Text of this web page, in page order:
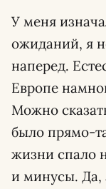
У меня
ожиданий, я
наперед.
Европе
Можно
было прямо-
жизни спало
и минусы. Да,